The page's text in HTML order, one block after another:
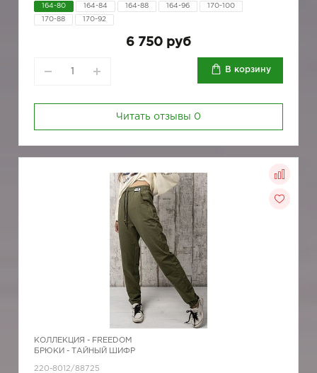
164-80 164-84 164-88 164-96 170-100
170-88 170-92
6 750 руб
В корзину
Читать отзывы 0
КОЛЛЕКЦИЯ - FREEDOM
БРЮКИ - ТАЙНЫЙ ШИФР
220-8012/88725